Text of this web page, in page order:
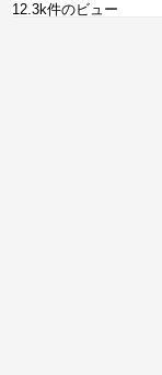
12.3k件のビュー